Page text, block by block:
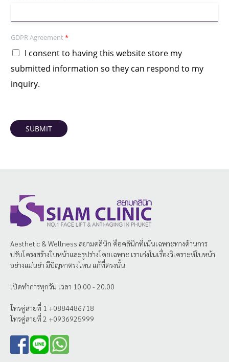
GDPR Agreement *
I consent to having this website store my
submitted information so they can respond to my
inquiry.
SUBMIT
Aesthetic & Wellness สยามคลินิก คือคลินิกที่เน้นเฉพาะทางด้านการ
ปรับโครงสร้างใบหน้าและรูปร่างโดยเฉพาะ เราเก่งในเรื่องวิเคราะห์ใบหน้า
อย่างแม่นยำ มีปัญหาตรงไหน แก้ที่ตรงนั้น
เปิดทำการทุกวัน เวลา 10.00 - 20.00
โทรคู่สายที่ 1 +0884486718
โทรคู่สายที่ 2 +0936925999